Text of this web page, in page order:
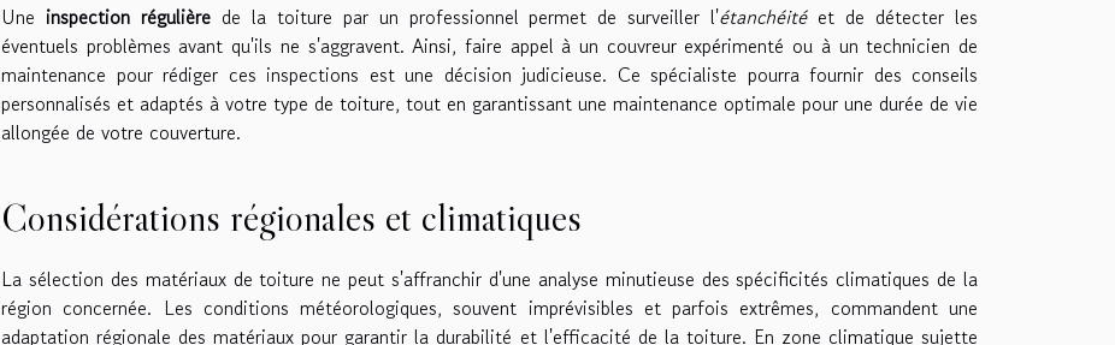
Une inspection régulièrede la toiture par un professionnel permet de surveiller l'étanchéitéet de détecter les
éventuels problèmes avant qu'ils ne s'aggravent. Ainsi, faire appel à un couvreur expérimenté ou à un technicien de
maintenance pour rédiger ces inspections est une décision judicieuse. Ce spécialiste pourra fournir des conseils
personnalisés et adaptés à votre type de toiture, tout en garantissant une maintenance optimale pour une durée de vie
allongée de votre couverture.
Considérations régionales et climatiques
La sélection des matériaux de toiture ne peut s'affranchir d'une analyse minutieuse des spécificités climatiques de la
région concernée. Les conditions météorologiques, souvent imprévisibles et parfois extrêmes, commandent une
adaptation régionale des matériaux pour garantir la durabilité et l'efficacité de la toiture. En zone climatique sujette